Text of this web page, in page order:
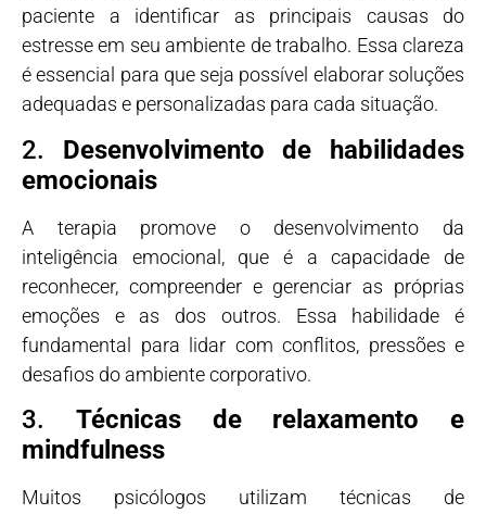
paciente a identificar as principais causas do
estresse em seu ambiente de trabalho. Essa clareza
é essencial para que seja possível elaborar soluções
adequadas e personalizadas para cada situação.
2. Desenvolvimento de habilidades
emocionais
A terapia promove o desenvolvimento da
inteligência emocional, que é a capacidade de
reconhecer, compreender e gerenciar as próprias
emoções e as dos outros. Essa habilidade é
fundamental para lidar com conflitos, pressões e
desafios do ambiente corporativo.
3. Técnicas de relaxamento e
mindfulness
Muitos psicólogos utilizam técnicas de